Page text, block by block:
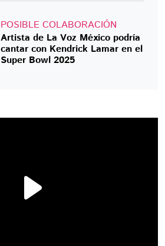
POSIBLE COLABORACIÓN
Artista de La Voz México podría
cantar con Kendrick Lamar en el
Super Bowl 2025